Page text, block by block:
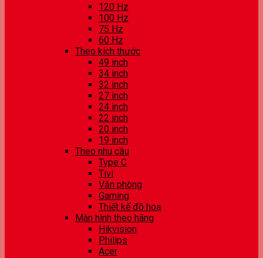
120 Hz
100 Hz
75 Hz
60 Hz
Theo kích thước
49 inch
34 inch
32 inch
27 inch
24 inch
22 inch
20 inch
19 inch
Theo nhu cầu
Type C
Tivi
Văn phòng
Gaming
Thiết kế đồ hoạ
Màn hình theo hãng
Hikvision
Philips
Acer